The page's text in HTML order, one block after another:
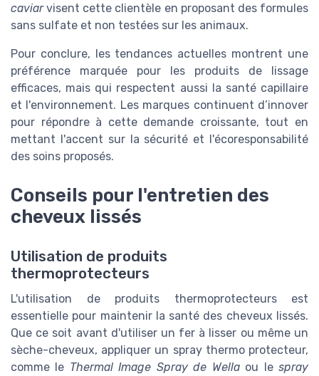
caviarvisent cette clientèle en proposant des formules
sans sulfate et non testées sur les animaux.
Pour conclure, les tendances actuelles montrent une
préférence marquée pour les produits de lissage
efficaces, mais qui respectent aussi la santé capillaire
et l'environnement. Les marques continuent d’innover
pour répondre à cette demande croissante, tout en
mettant l'accent sur la sécurité et l'écoresponsabilité
des soins proposés.
Conseils pour l'entretien des
cheveux lissés
Utilisation de produits
thermoprotecteurs
L'utilisation de produits thermoprotecteurs est
essentielle pour maintenir la santé des cheveux lissés.
Que ce soit avant d'utiliser un fer à lisser ou même un
sèche-cheveux, appliquer un spray thermo protecteur,
comme le Thermal Image Spray de Wellaou lespray